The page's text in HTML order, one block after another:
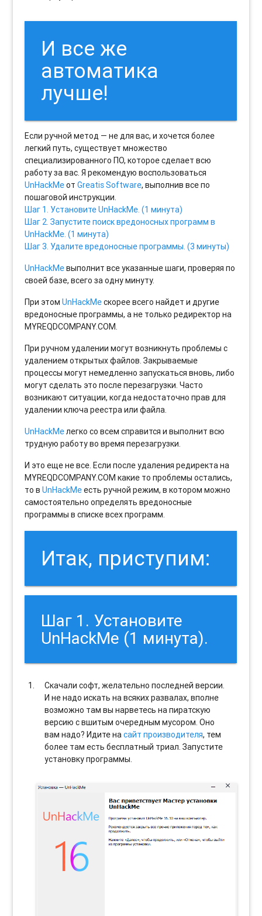
И все же
автоматика
лучше!
Если ручной метод — не для вас, и хочется более
легкий путь, существует множество
специализированного ПО, которое сделает всю
работу за вас. Я рекомендую воспользоваться
UnHackMeотGreatis Software, выполнив все по
пошаговой инструкции.
Шаг 1. Установите UnHackMe. (1 минута)
Шаг 2. Запустите поиск вредоносных программ в
UnHackMe. (1 минута)
Шаг 3. Удалите вредоносные программы. (3 минуты)
UnHackMeвыполнит все указанные шаги, проверяя по
своей базе, всего за одну минуту.
При этомUnHackMeскорее всего найдет и другие
вредоносные программы, а не только редиректор на
MYREQDCOMPANY.COM.
При ручном удалении могут возникнуть проблемы с
удалением открытых файлов. Закрываемые
процессы могут немедленно запускаться вновь, либо
могут сделать это после перезагрузки. Часто
возникают ситуации, когда недостаточно прав для
удалении ключа реестра или файла.
UnHackMeлегко со всем справится и выполнит всю
трудную работу во время перезагрузки.
И это еще не все. Если после удаления редиректа на
MYREQDCOMPANY.COM какие то проблемы остались,
то вUnHackMeесть ручной режим, в котором можно
самостоятельно определять вредоносные
программы в списке всех программ.
Итак, приступим:
Шаг 1. Установите
UnHackMe (1 минута).
Скачали софт, желательно последней версии.
И не надо искать на всяких развалах, вполне
возможно там вы нарветесь на пиратскую
версию с вшитым очередным мусором. Оно
вам надо? Идите насайт производителя, тем
более там есть бесплатный триал. Запустите
установку программы.